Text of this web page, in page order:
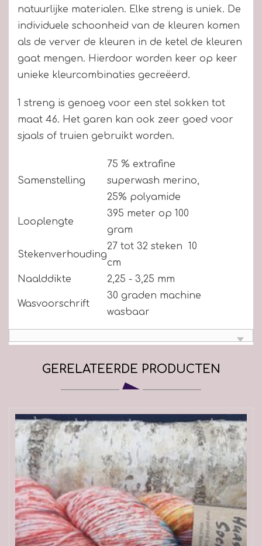
natuurlijke materialen. Elke streng is uniek. De
individuele schoonheid van de kleuren komen
als de verver de kleuren in de ketel de kleuren
gaat mengen. Hierdoor worden keer op keer
unieke kleurcombinaties gecreëerd.
1 streng is genoeg voor een stel sokken tot
maat 46. Het garen kan ook zeer goed voor
sjaals of truien gebruikt worden.
Samenstelling
75 % extrafine
superwash merino,
25% polyamide
Looplengte
395 meter op 100
gram
Stekenverhouding
27 tot 32 steken 10
cm
Naalddikte
2,25 - 3,25 mm
Wasvoorschrift
30 graden machine
wasbaar
GERELATEERDE PRODUCTEN